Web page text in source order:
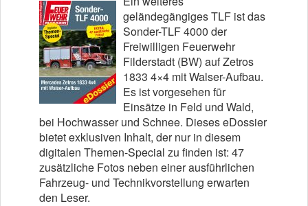
geländegängiges TLF ist das
Sonder-TLF 4000 der
Freiwilligen Feuerwehr
Filderstadt (BW) auf Zetros
1833 4×4 mit Walser-Aufbau.
Es ist vorgesehen für
Einsätze in Feld und Wald,
bei Hochwasser und Schnee. Dieses eDossier
bietet exklusiven Inhalt, der nur in diesem
digitalen Themen-Special zu finden ist: 47
zusätzliche Fotos neben einer ausführlichen
Fahrzeug- und Technikvorstellung erwarten
den Leser.